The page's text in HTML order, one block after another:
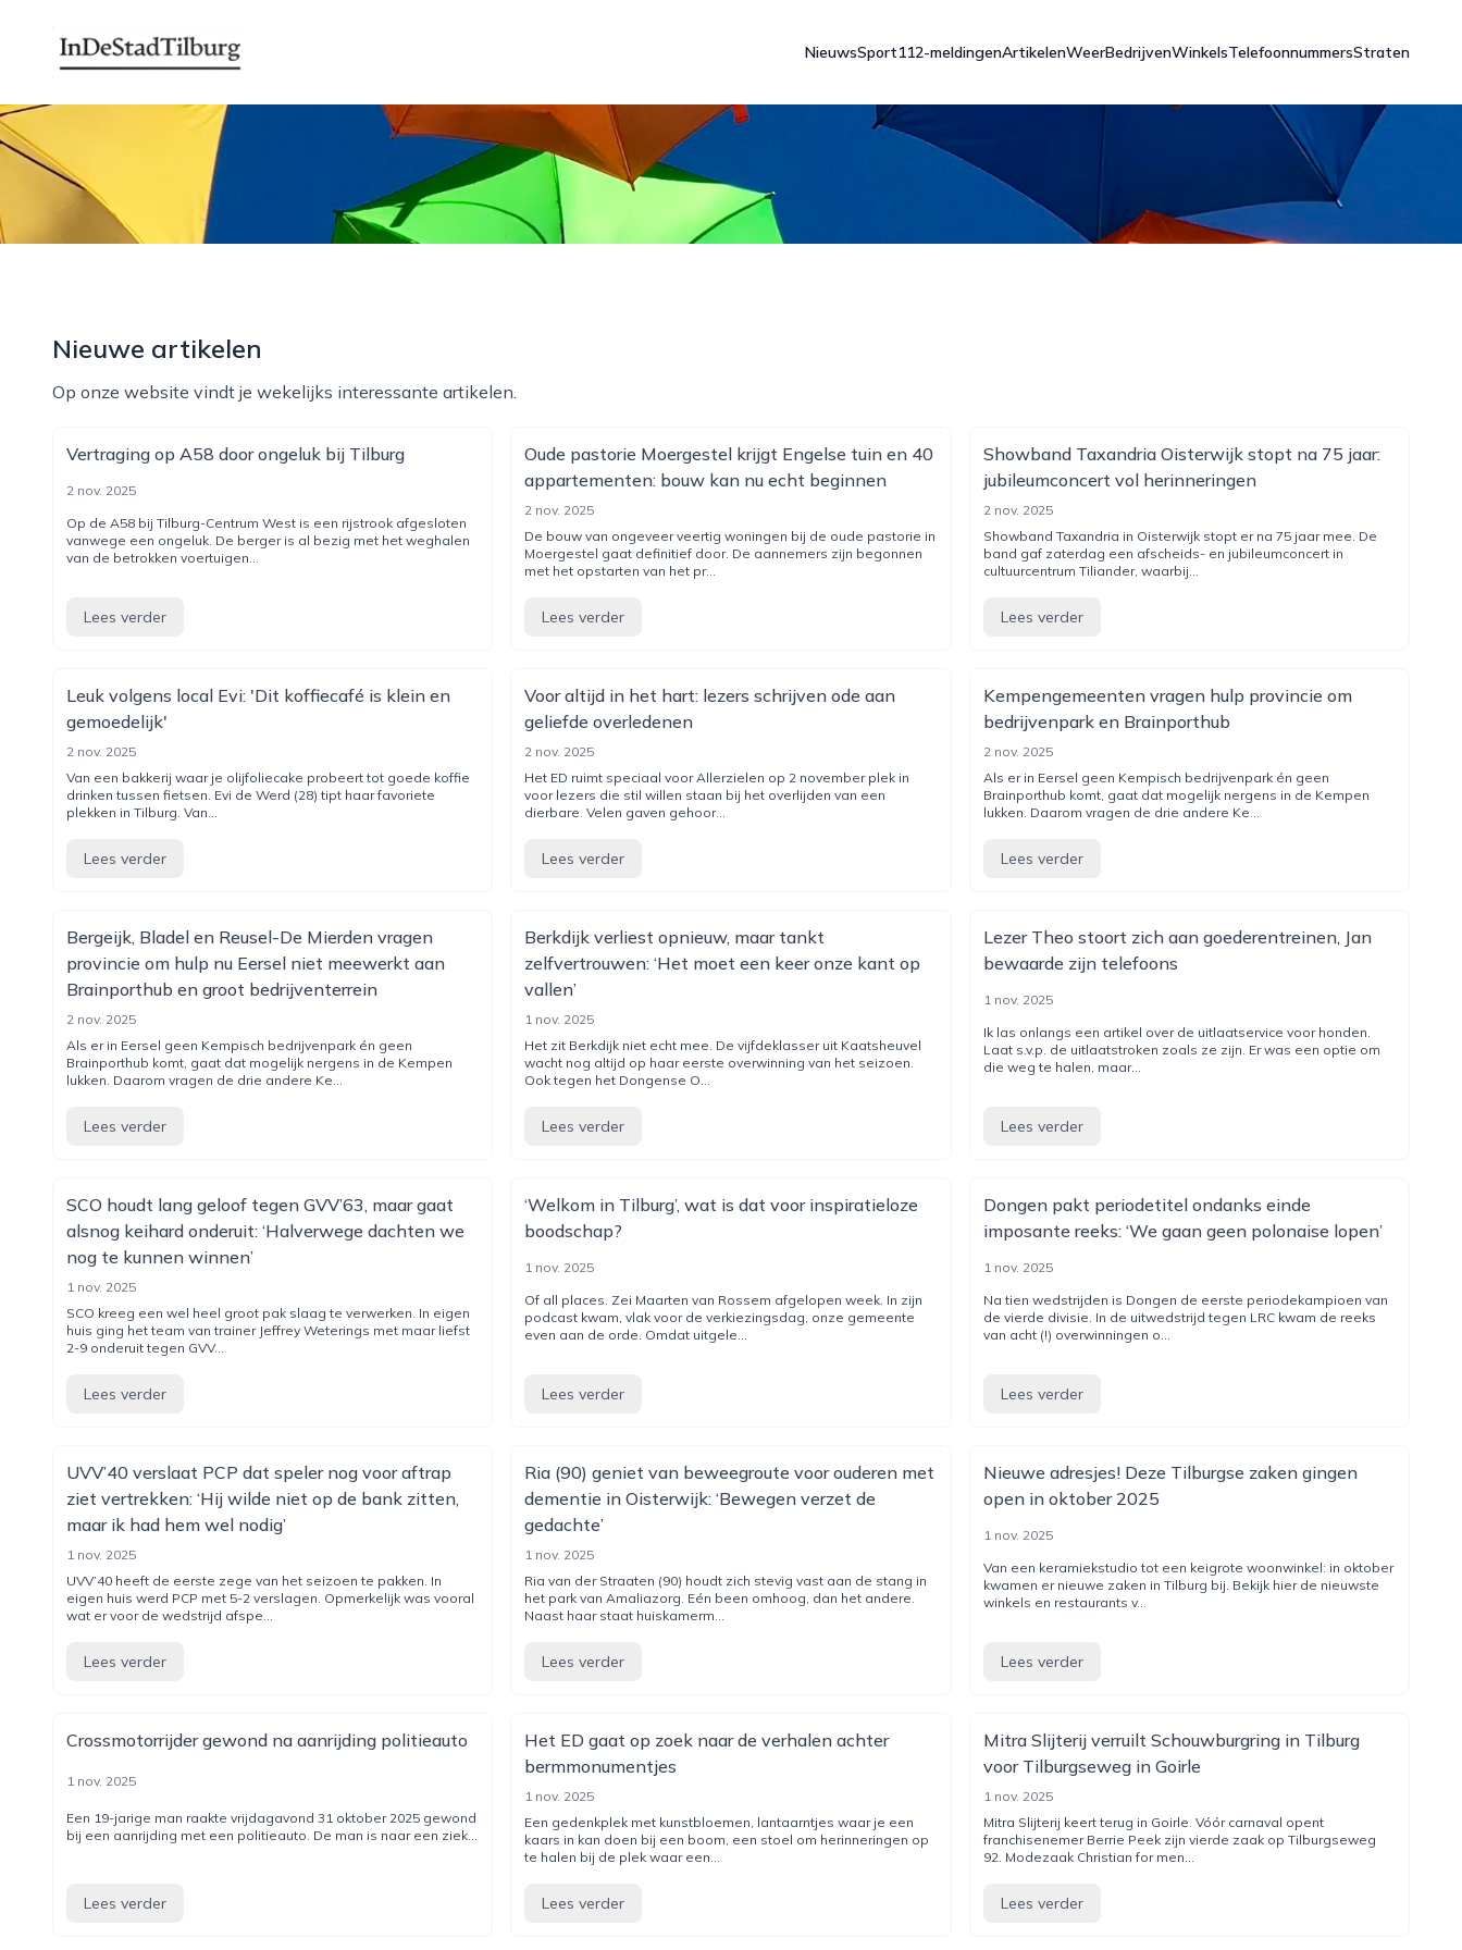
indestadtilburg.nl
NieuwsSport112-meldingenArtikelenWeerBedrijvenWinkelsTelefoonnummersStraten
Nieuwe artikelen
Op onze website vindt je wekelijks interessante artikelen.
Vertraging op A58 door ongeluk bij Tilburg
2 nov. 2025
Op de A58 bij Tilburg-Centrum West is een rijstrook afgesloten
vanwege een ongeluk. De berger is al bezig met het weghalen
van de betrokken voertuigen...
Lees verder
Oude pastorie Moergestel krijgt Engelse tuin en 40
appartementen: bouw kan nu echt beginnen
2 nov. 2025
De bouw van ongeveer veertig woningen bij de oude pastorie in
Moergestel gaat definitief door. De aannemers zijn begonnen
met het opstarten van het pr...
Lees verder
Showband Taxandria Oisterwijk stopt na 75 jaar:
jubileumconcert vol herinneringen
2 nov. 2025
Showband Taxandria in Oisterwijk stopt er na 75 jaar mee. De
band gaf zaterdag een afscheids- en jubileumconcert in
cultuurcentrum Tiliander, waarbij...
Lees verder
Leuk volgens local Evi: 'Dit koffiecafé is klein en
gemoedelijk'
2 nov. 2025
Van een bakkerij waar je olijfoliecake probeert tot goede koffie
drinken tussen fietsen. Evi de Werd (28) tipt haar favoriete
plekken in Tilburg. Van...
Lees verder
Voor altijd in het hart: lezers schrijven ode aan
geliefde overledenen
2 nov. 2025
Het ED ruimt speciaal voor Allerzielen op 2 november plek in
voor lezers die stil willen staan bij het overlijden van een
dierbare. Velen gaven gehoor...
Lees verder
Kempengemeenten vragen hulp provincie om
bedrijvenpark en Brainporthub
2 nov. 2025
Als er in Eersel geen Kempisch bedrijvenpark én geen
Brainporthub komt, gaat dat mogelijk nergens in de Kempen
lukken. Daarom vragen de drie andere Ke...
Lees verder
Bergeijk, Bladel en Reusel-De Mierden vragen
provincie om hulp nu Eersel niet meewerkt aan
Brainporthub en groot bedrijventerrein
2 nov. 2025
Als er in Eersel geen Kempisch bedrijvenpark én geen
Brainporthub komt, gaat dat mogelijk nergens in de Kempen
lukken. Daarom vragen de drie andere Ke...
Lees verder
Berkdijk verliest opnieuw, maar tankt
zelfvertrouwen: ‘Het moet een keer onze kant op
vallen’
1 nov. 2025
Het zit Berkdijk niet echt mee. De vijfdeklasser uit Kaatsheuvel
wacht nog altijd op haar eerste overwinning van het seizoen.
Ook tegen het Dongense O...
Lees verder
Lezer Theo stoort zich aan goederentreinen, Jan
bewaarde zijn telefoons
1 nov. 2025
Ik las onlangs een artikel over de uitlaatservice voor honden.
Laat s.v.p. de uitlaatstroken zoals ze zijn. Er was een optie om
die weg te halen, maar...
Lees verder
SCO houdt lang geloof tegen GVV’63, maar gaat
alsnog keihard onderuit: ‘Halverwege dachten we
nog te kunnen winnen’
1 nov. 2025
SCO kreeg een wel heel groot pak slaag te verwerken. In eigen
huis ging het team van trainer Jeffrey Weterings met maar liefst
2-9 onderuit tegen GVV...
Lees verder
‘Welkom in Tilburg’, wat is dat voor inspiratieloze
boodschap?
1 nov. 2025
Of all places. Zei Maarten van Rossem afgelopen week. In zijn
podcast kwam, vlak voor de verkiezingsdag, onze gemeente
even aan de orde. Omdat uitgele...
Lees verder
Dongen pakt periodetitel ondanks einde
imposante reeks: ‘We gaan geen polonaise lopen’
1 nov. 2025
Na tien wedstrijden is Dongen de eerste periodekampioen van
de vierde divisie. In de uitwedstrijd tegen LRC kwam de reeks
van acht (!) overwinningen o...
Lees verder
UVV’40 verslaat PCP dat speler nog voor aftrap
ziet vertrekken: ‘Hij wilde niet op de bank zitten,
maar ik had hem wel nodig’
1 nov. 2025
UVV’40 heeft de eerste zege van het seizoen te pakken. In
eigen huis werd PCP met 5-2 verslagen. Opmerkelijk was vooral
wat er voor de wedstrijd afspe...
Lees verder
Ria (90) geniet van beweegroute voor ouderen met
dementie in Oisterwijk: ‘Bewegen verzet de
gedachte’
1 nov. 2025
Ria van der Straaten (90) houdt zich stevig vast aan de stang in
het park van Amaliazorg. Eén been omhoog, dan het andere.
Naast haar staat huiskamerm...
Lees verder
Nieuwe adresjes! Deze Tilburgse zaken gingen
open in oktober 2025
1 nov. 2025
Van een keramiekstudio tot een keigrote woonwinkel: in oktober
kwamen er nieuwe zaken in Tilburg bij. Bekijk hier de nieuwste
winkels en restaurants v...
Lees verder
Crossmotorrijder gewond na aanrijding politieauto
1 nov. 2025
Een 19-jarige man raakte vrijdagavond 31 oktober 2025 gewond
bij een aanrijding met een politieauto. De man is naar een ziek...
Lees verder
Het ED gaat op zoek naar de verhalen achter
bermmonumentjes
1 nov. 2025
Een gedenkplek met kunstbloemen, lantaarntjes waar je een
kaars in kan doen bij een boom, een stoel om herinneringen op
te halen bij de plek waar een...
Lees verder
Mitra Slijterij verruilt Schouwburgring in Tilburg
voor Tilburgseweg in Goirle
1 nov. 2025
Mitra Slijterij keert terug in Goirle. Vóór carnaval opent
franchisenemer Berrie Peek zijn vierde zaak op Tilburgseweg
92. Modezaak Christian for men...
Lees verder